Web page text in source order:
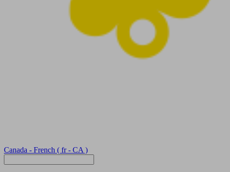
Canada - French ( fr - CA )